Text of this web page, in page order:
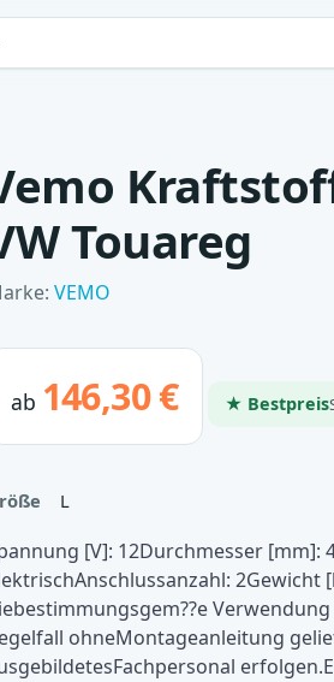
Touareg
VEMO
ab 146,30 € ★ Bestpreis
L
[V]: 12Durchmesser [mm]:
ohneMontageanleitung